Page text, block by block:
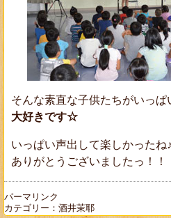
そんな素直な子供たちがいっぱ
大好きです☆
いっぱい声出して楽しかったね♪
ありがとうございましたっ！！
パーマリンク
カテゴリー： 酒井茉耶